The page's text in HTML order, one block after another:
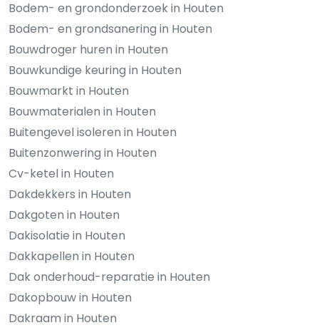
Bodem- en grondonderzoek in Houten
Bodem- en grondsanering in Houten
Bouwdroger huren in Houten
Bouwkundige keuring in Houten
Bouwmarkt in Houten
Bouwmaterialen in Houten
Buitengevel isoleren in Houten
Buitenzonwering in Houten
Cv-ketel in Houten
Dakdekkers in Houten
Dakgoten in Houten
Dakisolatie in Houten
Dakkapellen in Houten
Dak onderhoud-reparatie in Houten
Dakopbouw in Houten
Dakraam in Houten